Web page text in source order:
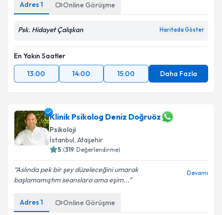
Adres 1 Online Görüşme
Psk. Hidayet Çalışkan Haritada Göster
En Yakın Saatler
13:00
14:00 15:00 Daha Fazla
Klinik Psikolog Deniz Doğruöz
Psikoloji
İstanbul, Ataşehir
5 (319 Değerlendirme)
Aslında pek bir şey düzeleceğini umarak
başlamamıştım seanslara ama eşim...
Devamı
Adres 1 Online Görüşme